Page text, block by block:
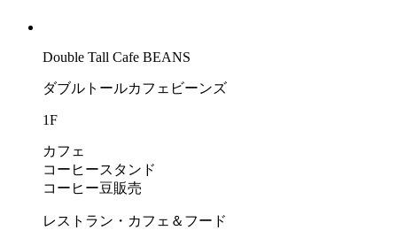
Double Tall Cafe BEANS
ダブルトールカフェビーンズ
1F
カフェ
コーヒースタンド
コーヒー豆販売
レストラン・カフェ＆フード